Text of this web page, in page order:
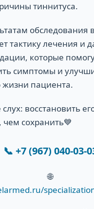
тиннитуса.
обследования
тактику лечения и
которые
симптомы и
жизни пациента.
слух: восстановить
чем сохранить💙
📞 +7 (967) 040-03-
🌐